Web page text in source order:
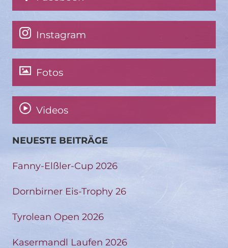
Instagram
Fotos
Videos
NEUESTE BEITRÄGE
Fanny-Elßler-Cup 2026
Dornbirner Eis-Trophy 26
Tyrolean Open 2026
Kasermandl Laufen 2026